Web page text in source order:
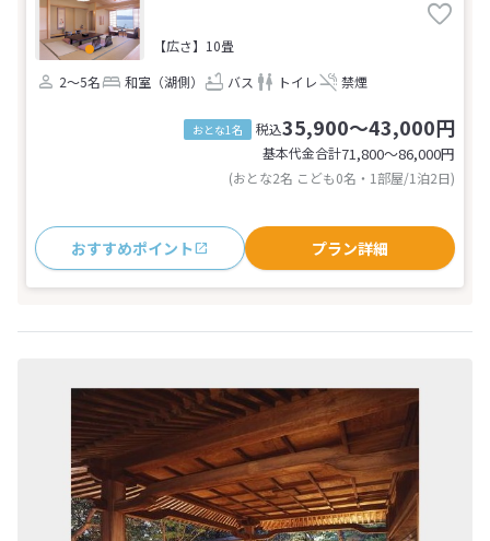
【広さ】10畳
2～5名
和室（湖側） バス トイレ 禁煙
おとな1名 税込35,900～43,000円
基本代金合計71,800〜86,000円
(おとな2名 こども0名・1部屋/1泊2日)
おすすめポイント プラン詳細